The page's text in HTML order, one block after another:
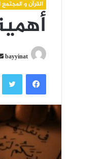
القرآن و
bayyinat
فيسبوك